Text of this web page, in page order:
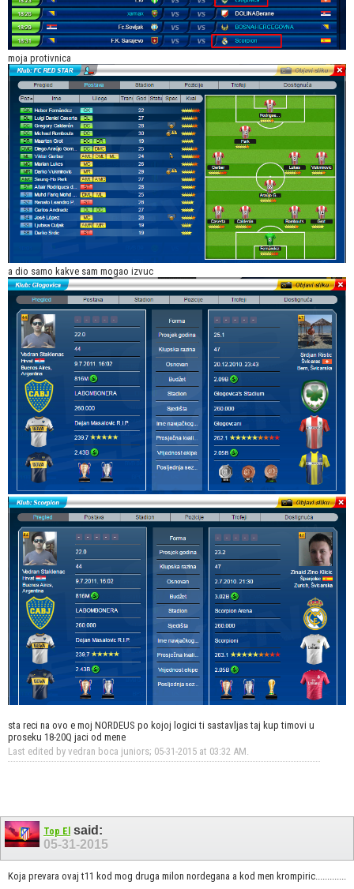
moja protivnica
a dio samo kakve sam mogao izvuc
sta reci na ovo e moj NORDEUS po kojoj logici ti sastavljas taj kup timovi u
proseku 18-20Q jaci od mene
Last edited by vedran boca juniors; 05-31-2015 at 03:32 AM
Top El said:
05-31-2015
Koja prevara ovaj t11 kod mog druga milon nordegana a kod men krompiric.............